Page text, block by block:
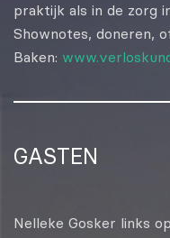
praktijk als in de zorg
Shownotes, doneren,
Baken:
GASTEN
Nelleke Gosker links